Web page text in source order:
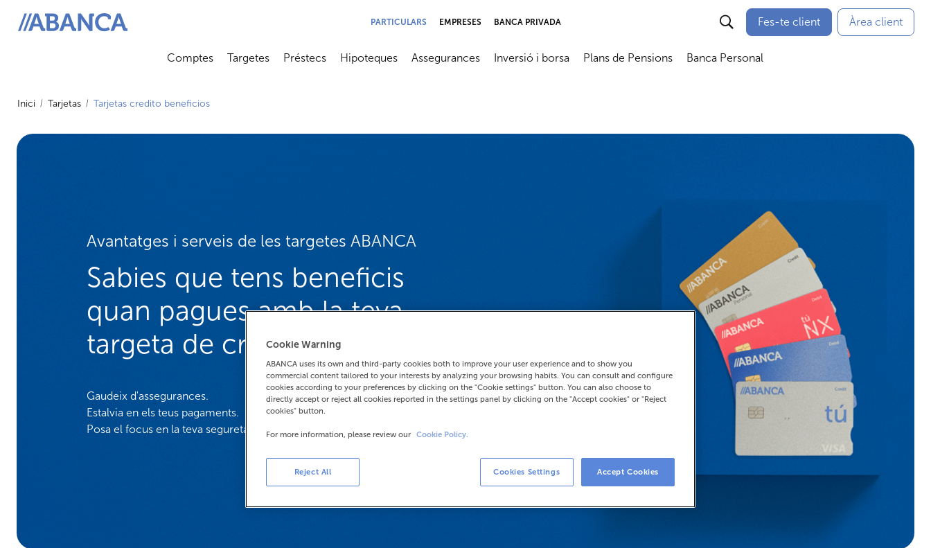
ABANCA
PARTICULARS EMPRESES BANCA PRIVADA Fes-te client Àrea client
Comptes
Abrir submenú
Targetes
Abrir submenú
Préstecs
Abrir submenú
Hipoteques
Abrir submenú
Assegurances
Abrir submenú
Inversió i borsa
Abrir submenú
Plans de Pensions
Abrir submenú
Banca Personal
Inici Tarjetas Tarjetas credito beneficios
Avantatges i serveis de les targetes ABANCA
Sabies que tens beneficis
quan pagues amb la teva
targeta de crèdit?
Gaudeix d'assegurances.
Estalvia en els teus pagaments.
Posa el focus en la teva seguretat.
Cookie Warning
ABANCA uses its own and third-party cookies both to improve your user experience and to show you
commercial content tailored to your interests by analyzing your browsing habits. You can consult and configure
cookies according to your preferences by clicking on the "Cookie settings" button. You can also choose to
directly accept or reject all cookies reported in the settings panel by clicking on the "Accept cookies" or "Reject
cookies" button.
For more information, please review our Cookie Policy.
Reject All Cookies Settings Accept Cookies